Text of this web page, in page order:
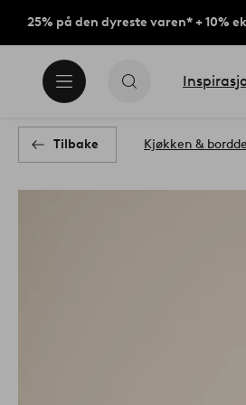
25% på den dyreste varen* + 10%
Tilbake Kjøkken &